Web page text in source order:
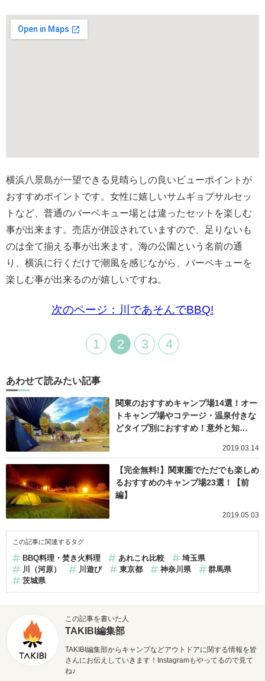
横浜八景島が一望できる見晴らしの良いビューポイントが
おすすめポイントです。女性に嬉しいサムギョプサルセッ
トなど、普通のバーベキュー場とは違ったセットを楽しむ
事が出来ます。売店が併設されていますので、足りないも
のは全て揃える事が出来ます。海の公園という名前の通
り、横浜に行くだけで潮風を感じながら、バーベキューを
楽しむ事が出来るのが嬉しいですね。
次のページ：川であそんでBBQ!
1 2 3 4
あわせて読みたい記事
関東のおすすめキャンプ場14選！オー
トキャンプ場やコテージ・温泉付きな
どタイプ別におすすめ！意外と知…
2019.03.14
【完全無料!】関東圏でただでも楽しめ
るおすすめのキャンプ場23選！【前
編】
2019.05.03
この記事に関連するタグ
BBQ料理・焚き火料理 あれこれ比較
埼玉県
川（河原）
川遊び 東京都 神奈川県
群馬県
茨城県
この記事を書いた人
TAKIBI編集部
TAKIBI編集部からキャンプなどアウトドアに関する情報を皆
さんにお伝えしていきます！Instagramもやってるので見て
ね♪